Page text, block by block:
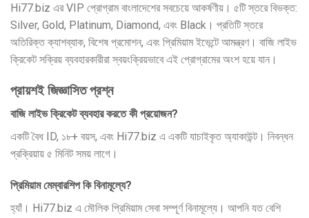
Hi77.biz এর VIP প্রোগ্রাম বাংলাদেশের সবচেয়ে আকর্ষণীয়। ৫টি স্তরে বিভক্ত:
Silver, Gold, Platinum, Diamond, এবং Black। প্রতিটি স্তরে
অতিরিক্ত ক্যাশব্যাক, বিশেষ প্রমোশন, এবং প্রিমিয়াম ইভেন্টে আমন্ত্রণ। বাজি লাইভ
ক্রিকেট সক্রিয় ব্যবহারকারীরা স্বয়ংক্রিয়ভাবে এই প্রোগ্রামের অংশ হয়ে যান।
প্রায়শই জিজ্ঞাসিত প্রশ্ন
বাজি লাইভ ক্রিকেট ব্যবহার করতে কী প্রয়োজন?
একটি বৈধ ID, ১৮+ বয়স, এবং Hi77.biz এ একটি যাচাইকৃত অ্যাকাউন্ট। নিবন্ধন
প্রক্রিয়ায় ৫ মিনিট সময় লাগে।
প্রিমিয়াম মেম্বারশিপ কি বিনামূল্যে?
হ্যাঁ। Hi77.biz এ মৌলিক প্রিমিয়াম সেবা সম্পূর্ণ বিনামূল্যে। আপনি যত বেশি